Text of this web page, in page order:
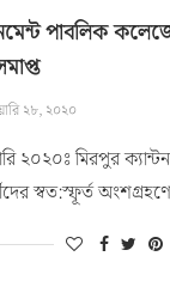
পাবলিক
২৮, ২০২০
২০২০ঃ মিরপুর
স্বত:স্ফূর্ত